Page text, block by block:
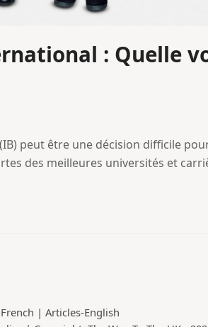
: Quelle
peut être une décision difficile
des meilleures universités et
| Articles-English